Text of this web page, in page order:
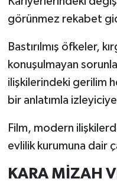
görünmez rekabet
Bastırılmış öfkeler,
konuşulmayan
ilişkilerindeki gerilim
bir anlatımla
Film, modern
evlilik kurumuna dair
KARA MİZAH